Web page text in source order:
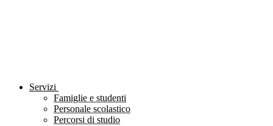
Servizi
Famiglie e studenti
Personale scolastico
Percorsi di studio